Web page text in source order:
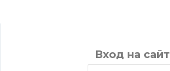
Вход на сайт